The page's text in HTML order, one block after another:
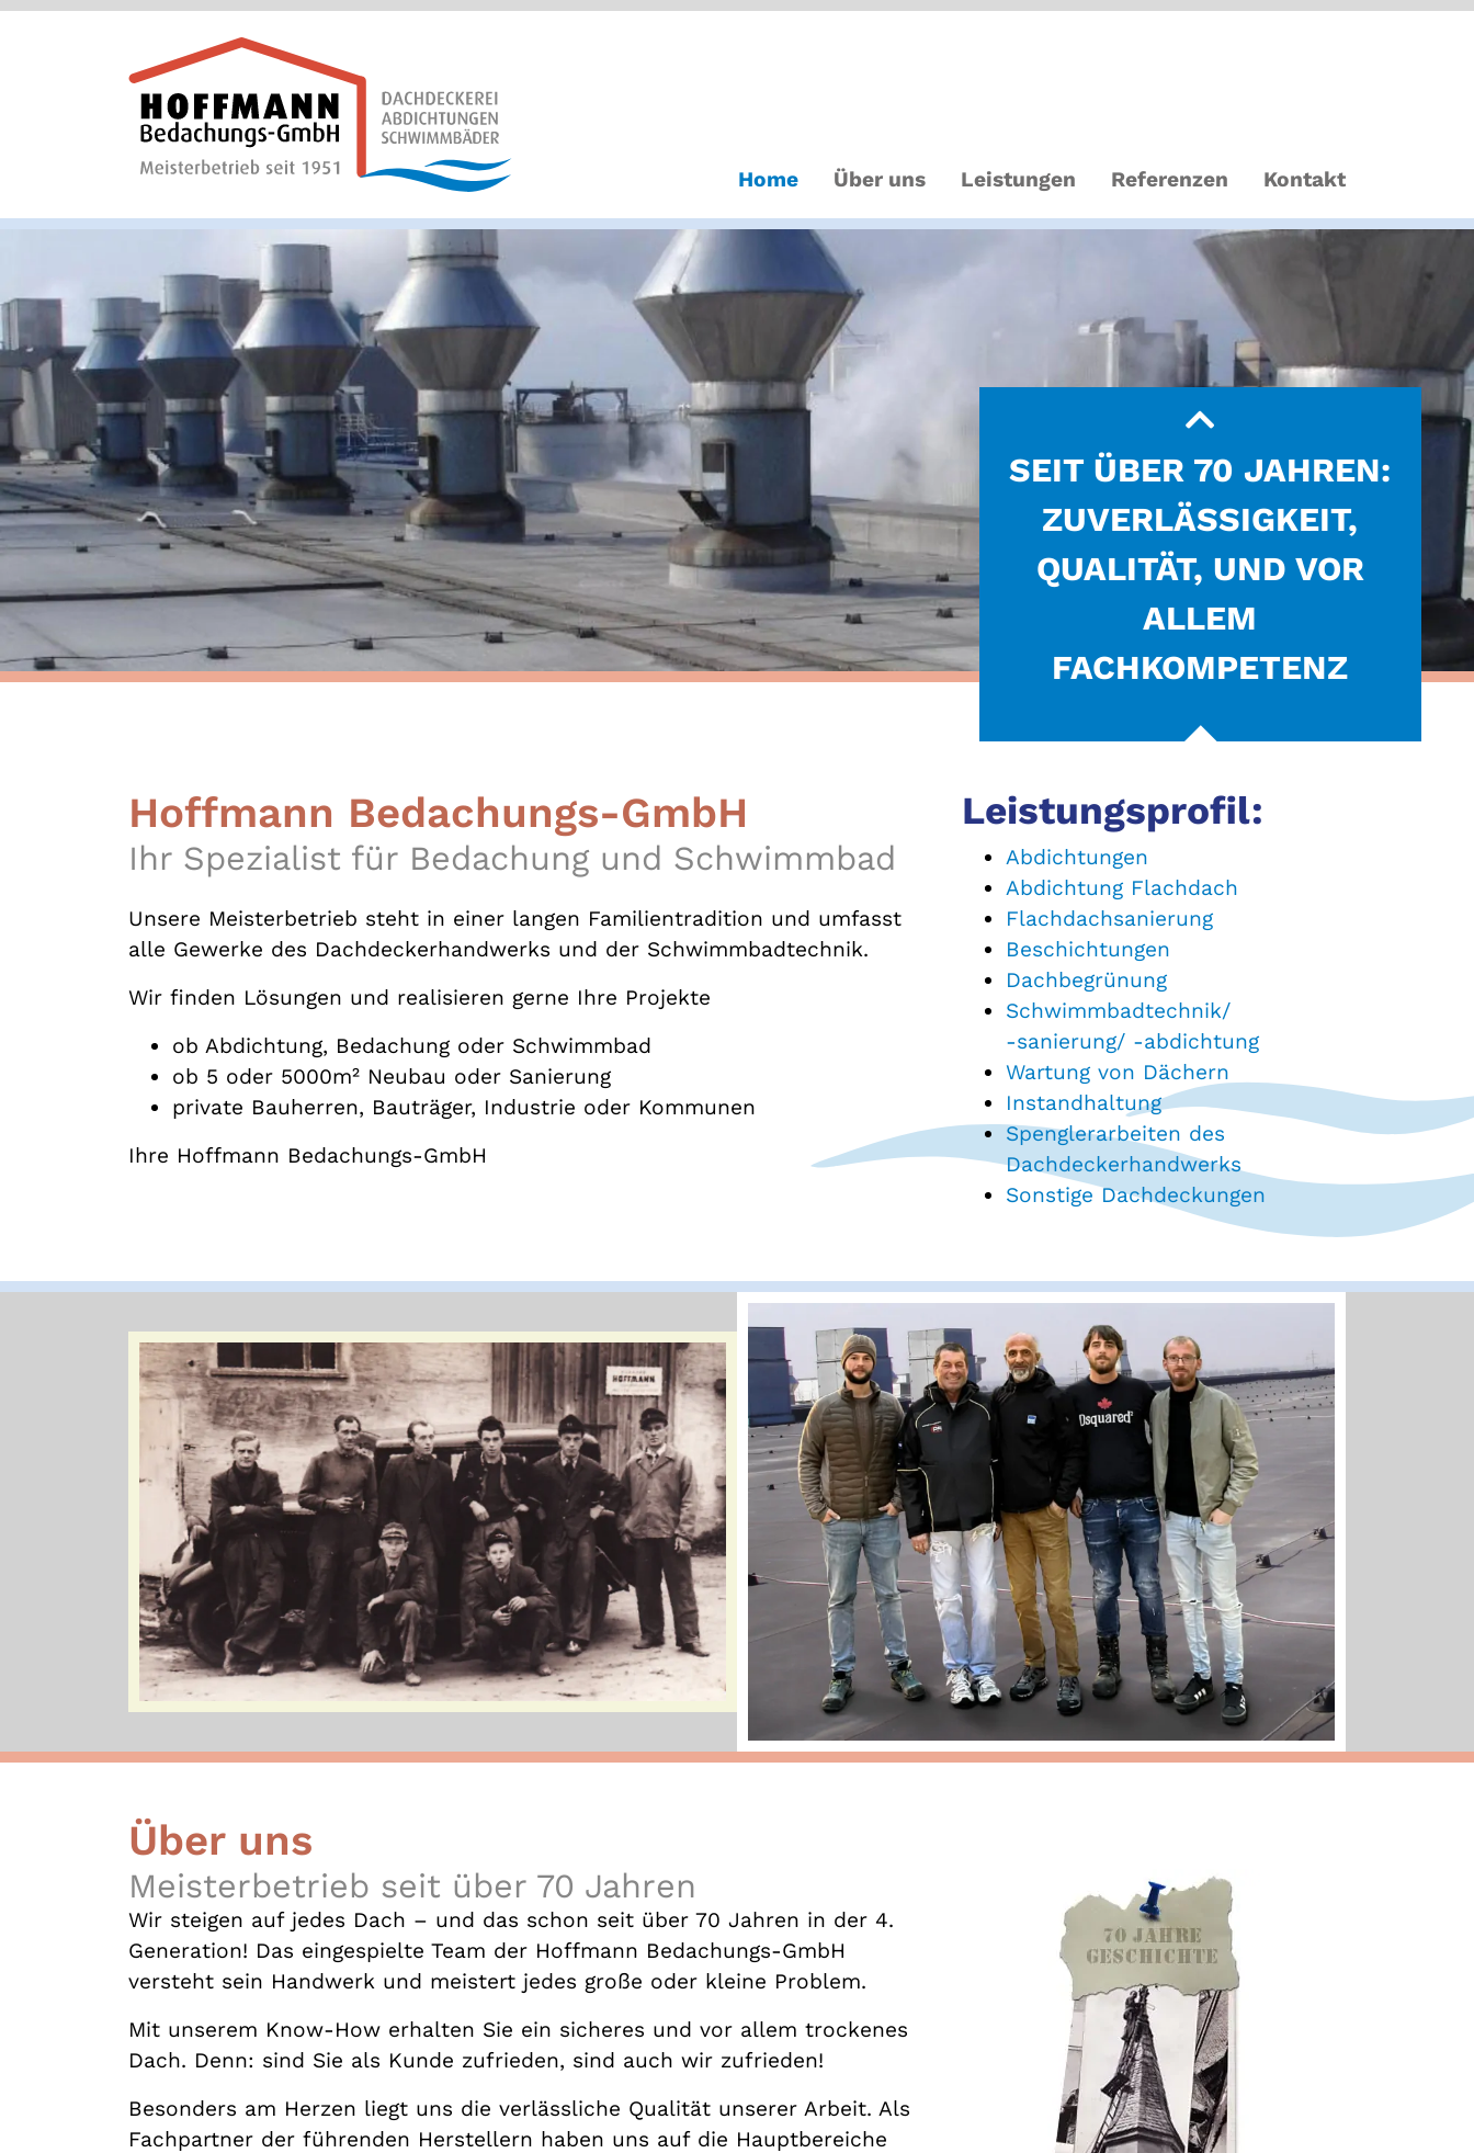
Home Über uns Leistungen Referenzen Kontakt
SEIT ÜBER 70 JAHREN:
ZUVERLÄSSIGKEIT,
QUALITÄT, UND VOR
ALLEM
FACHKOMPETENZ
Hoffmann Bedachungs-GmbH
Ihr Spezialist für Bedachung und Schwimmbad
Unsere Meisterbetrieb steht in einer langen Familientradition und umfasst
alle Gewerke des Dachdeckerhandwerks und der Schwimmbadtechnik.
Wir finden Lösungen und realisieren gerne Ihre Projekte
ob Abdichtung, Bedachung oder Schwimmbad
ob 5 oder 5000m² Neubau oder Sanierung
private Bauherren, Bauträger, Industrie oder Kommunen
Ihre Hoffmann Bedachungs-GmbH
Leistungsprofil:
Abdichtungen
Abdichtung Flachdach
Flachdachsanierung
Beschichtungen
Dachbegrünung
Schwimmbadtechnik/
-sanierung/ -abdichtung
Wartung von Dächern
Instandhaltung
Spenglerarbeiten des
Dachdeckerhandwerks
Sonstige Dachdeckungen
Über uns
Meisterbetrieb seit über 70 Jahren
Wir steigen auf jedes Dach – und das schon seit über 70 Jahren in der 4.
Generation! Das eingespielte Team der Hoffmann Bedachungs-GmbH
versteht sein Handwerk und meistert jedes große oder kleine Problem.
Mit unserem Know-How erhalten Sie ein sicheres und vor allem trockenes
Dach. Denn: sind Sie als Kunde zufrieden, sind auch wir zufrieden!
Besonders am Herzen liegt uns die verlässliche Qualität unserer Arbeit. Als
Fachpartner der führenden Herstellern haben uns auf die Hauptbereiche